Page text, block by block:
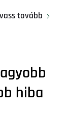
tovább
hiba